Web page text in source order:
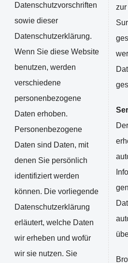
Datenschutzvorschriften
sowie dieser
Datenschutzerklärung.
Wenn Sie diese Website
benutzen, werden
verschiedene
personenbezogene
Daten erhoben.
Personenbezogene
Daten sind Daten, mit
denen Sie persönlich
identifiziert werden
können. Die vorliegende
Datenschutzerklärung
erläutert, welche Daten
wir erheben und wofür
wir sie nutzen. Sie